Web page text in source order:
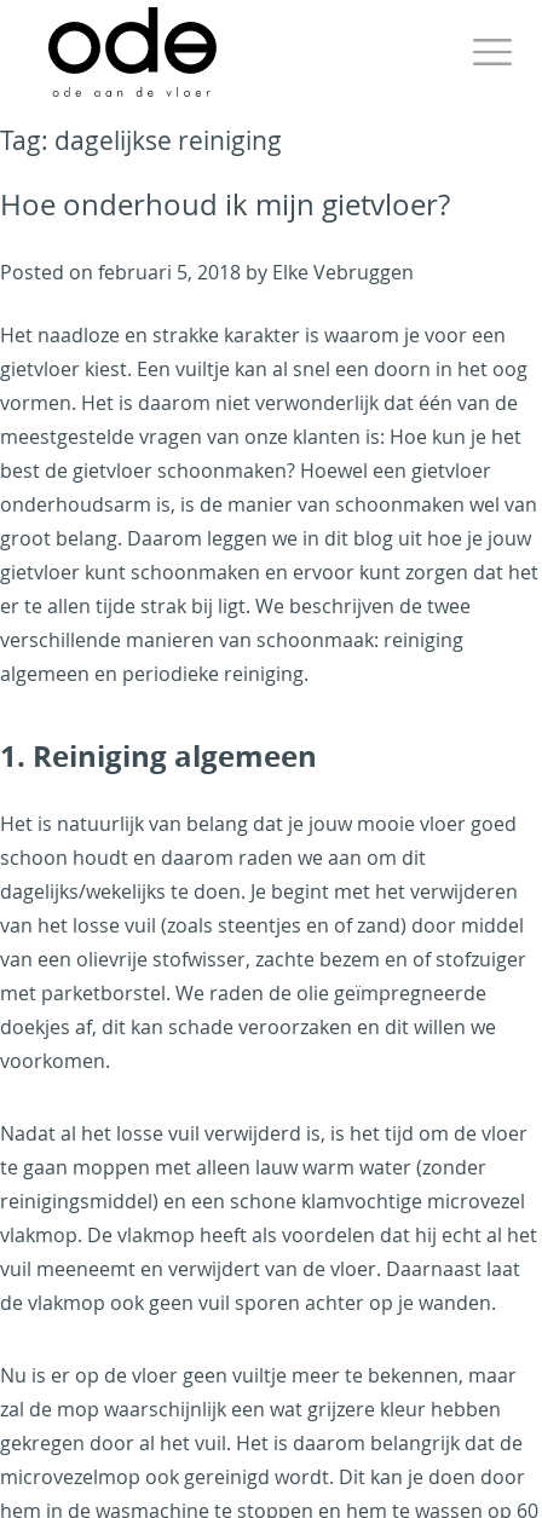
content
Ode aan de Vloer
Just another WordPress
site
Tag: dagelijkse reiniging
Hoe onderhoud ik mijn gietvloer?
Posted on februari 5, 2018 by Elke Vebruggen
Het naadloze en strakke karakter is waarom je voor een
gietvloer kiest. Een vuiltje kan al snel een doorn in het oog
vormen. Het is daarom niet verwonderlijk dat één van de
meestgestelde vragen van onze klanten is: Hoe kun je het
best de gietvloer schoonmaken? Hoewel een gietvloer
onderhoudsarm is, is de manier van schoonmaken wel van
groot belang. Daarom leggen we in dit blog uit hoe je jouw
gietvloer kunt schoonmaken en ervoor kunt zorgen dat het
er te allen tijde strak bij ligt. We beschrijven de twee
verschillende manieren van schoonmaak: reiniging
algemeen en periodieke reiniging.
1. Reiniging algemeen
Het is natuurlijk van belang dat je jouw mooie vloer goed
schoon houdt en daarom raden we aan om dit
dagelijks/wekelijks te doen. Je begint met het verwijderen
van het losse vuil (zoals steentjes en of zand) door middel
van een olievrije stofwisser, zachte bezem en of stofzuiger
met parketborstel. We raden de olie geïmpregneerde
doekjes af, dit kan schade veroorzaken en dit willen we
voorkomen.
Nadat al het losse vuil verwijderd is, is het tijd om de vloer
te gaan moppen met alleen lauw warm water (zonder
reinigingsmiddel) en een schone klamvochtige microvezel
vlakmop. De vlakmop heeft als voordelen dat hij echt al het
vuil meeneemt en verwijdert van de vloer. Daarnaast laat
de vlakmop ook geen vuil sporen achter op je wanden.
Nu is er op de vloer geen vuiltje meer te bekennen, maar
zal de mop waarschijnlijk een wat grijzere kleur hebben
gekregen door al het vuil. Het is daarom belangrijk dat de
microvezelmop ook gereinigd wordt. Dit kan je doen door
hem in de wasmachine te stoppen en hem te wassen op 60